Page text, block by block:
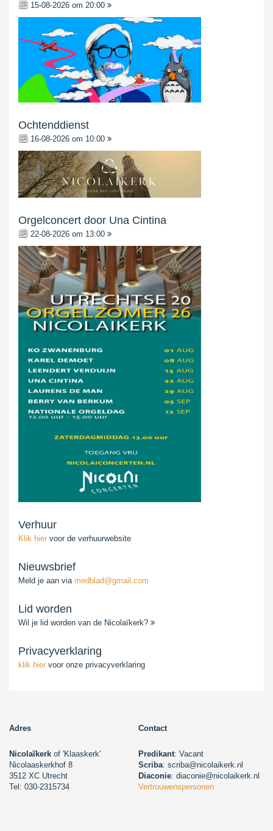
15-08-2026 om 20:00
Ochtenddienst
16-08-2026 om 10:00
Orgelconcert door Una Cintina
22-08-2026 om 13:00
Verhuur
Klik hier voor de verhuurwebsite
Nieuwsbrief
Meld je aan via medblad@gmail.com
Lid worden
Wil je lid worden van de Nicolaïkerk?
Privacyverklaring
klik hier voor onze privacyverklaring
Adres Contact
Nicolaïkerk of 'Klaaskerk'
Nicolaaskerkhof 8
3512 XC Utrecht
Tel: 030-2315734
Predikant: Vacant
Scriba: scriba@nicolaikerk.nl
Diaconie: diaconie@nicolaikerk.nl
Vertrouwenspersonen